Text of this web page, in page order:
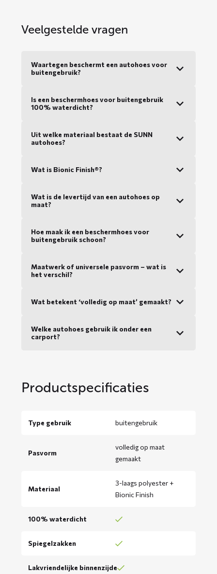
Veelgestelde vragen
Waartegen beschermt een autohoes voor
buitengebruik?
Is een beschermhoes voor buitengebruik
100% waterdicht?
Uit welke materiaal bestaat de SUNN
autohoes?
Wat is Bionic Finish®?
Wat is de levertijd van een autohoes op
maat?
Hoe maak ik een beschermhoes voor
buitengebruik schoon?
Maatwerk of universele pasvorm – wat is
het verschil?
Wat betekent ‘volledig op maat’ gemaakt?
Welke autohoes gebruik ik onder een
carport?
Productspecificaties
Type gebruik buitengebruik
Pasvorm
volledig op maat
gemaakt
Materiaal
3-laags polyester +
Bionic Finish
100% waterdicht
Spiegelzakken
Lakvriendelijke binnenzijde